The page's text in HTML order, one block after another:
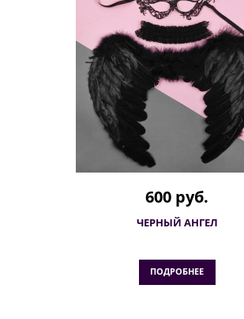
600 руб.
ЧЕРНЫЙ АНГЕЛ
ПОДРОБНЕЕ